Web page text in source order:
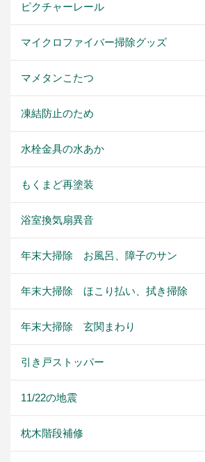
ピクチャーレール
マイクロファイバー掃除グッズ
マメタンこたつ
凍結防止のため
水栓金具の水あか
もくまど再塗装
浴室換気扇異音
年末大掃除 お風呂、障子のサン
年末大掃除 ほこり払い、拭き掃除
年末大掃除 玄関まわり
引き戸ストッパー
11/22の地震
枕木階段補修